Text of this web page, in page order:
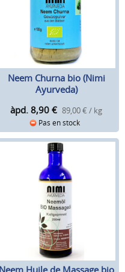
Neem Churna bio (Nimi
Ayurveda)
àpd. 8,90 € 89,00 € / kg
Pas en stock